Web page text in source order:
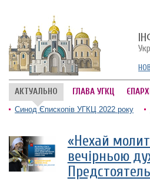
АКТУАЛЬНО ГЛАВА УГКЦ
Синод Єпископів УГКЦ 2022 року
«Нехай
вечірньою